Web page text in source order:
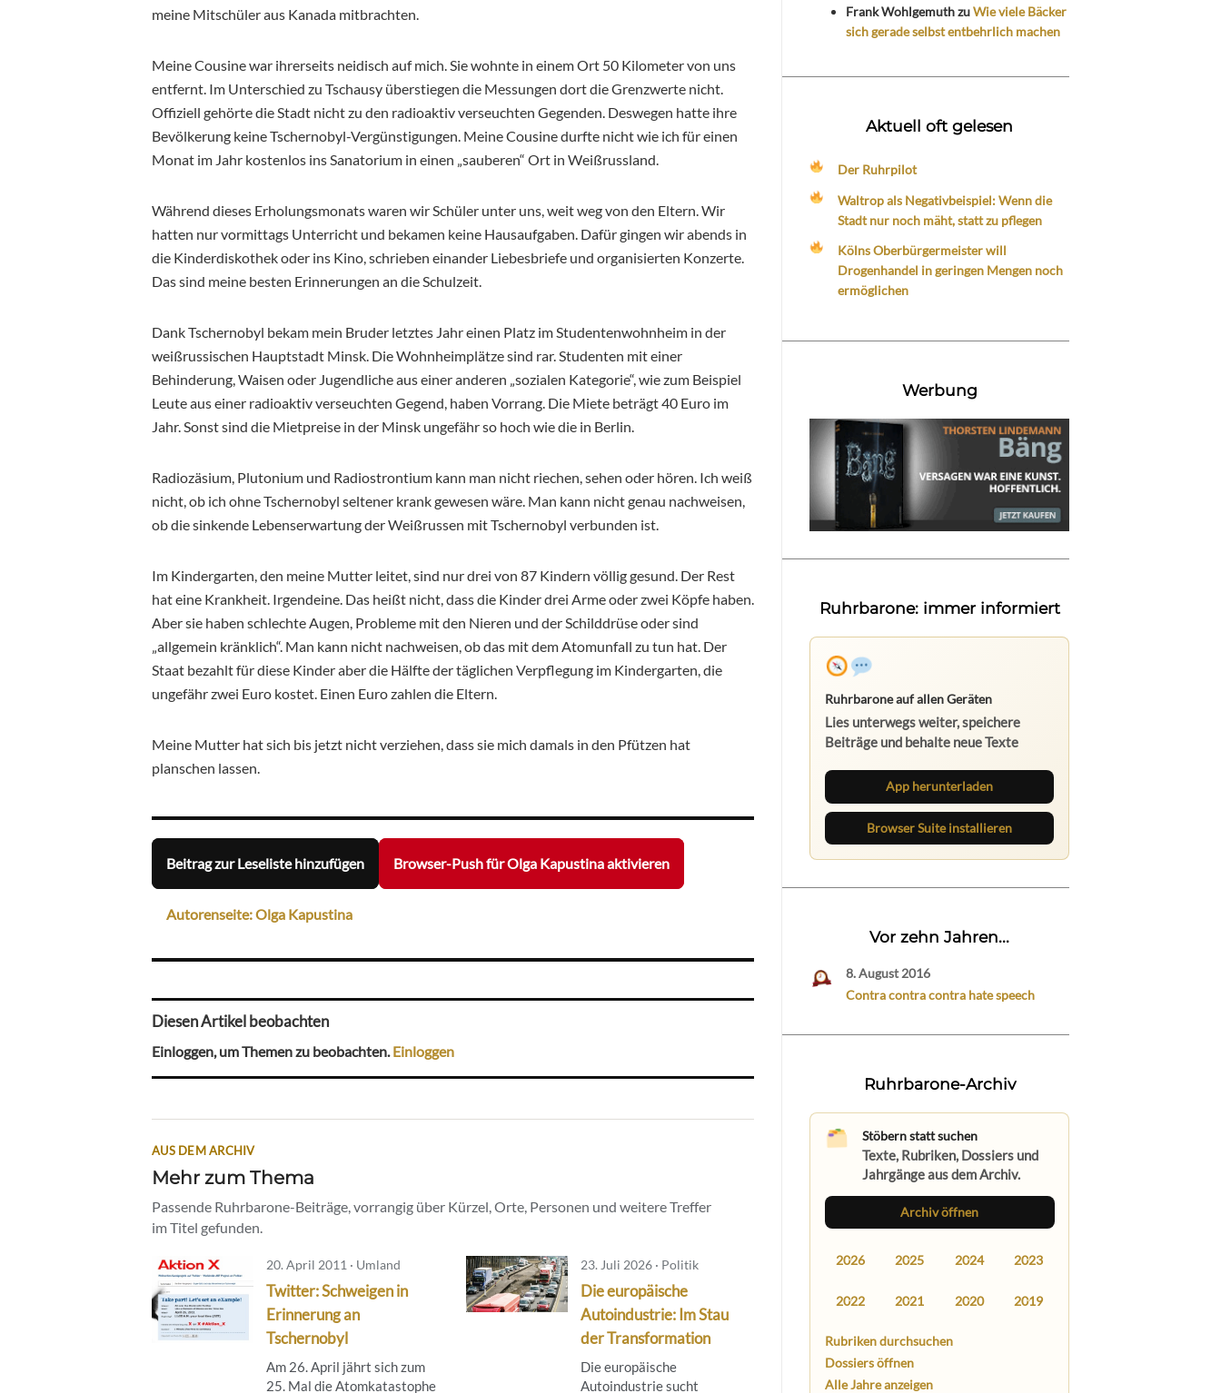
meine Mitschüler aus Kanada mitbrachten.
Meine Cousine war ihrerseits neidisch auf mich. Sie wohnte in einem Ort 50 Kilometer von uns
entfernt. Im Unterschied zu Tschausy überstiegen die Messungen dort die Grenzwerte nicht.
Offiziell gehörte die Stadt nicht zu den radioaktiv verseuchten Gegenden. Deswegen hatte ihre
Bevölkerung keine Tschernobyl-Vergünstigungen. Meine Cousine durfte nicht wie ich für einen
Monat im Jahr kostenlos ins Sanatorium in einen „sauberen“ Ort in Weißrussland.
Während dieses Erholungsmonats waren wir Schüler unter uns, weit weg von den Eltern. Wir
hatten nur vormittags Unterricht und bekamen keine Hausaufgaben. Dafür gingen wir abends in
die Kinderdiskothek oder ins Kino, schrieben einander Liebesbriefe und organisierten Konzerte.
Das sind meine besten Erinnerungen an die Schulzeit.
Dank Tschernobyl bekam mein Bruder letztes Jahr einen Platz im Studentenwohnheim in der
weißrussischen Hauptstadt Minsk. Die Wohnheimplätze sind rar. Studenten mit einer
Behinderung, Waisen oder Jugendliche aus einer anderen „sozialen Kategorie“, wie zum Beispiel
Leute aus einer radioaktiv verseuchten Gegend, haben Vorrang. Die Miete beträgt 40 Euro im
Jahr. Sonst sind die Mietpreise in der Minsk ungefähr so hoch wie die in Berlin.
Radiozäsium, Plutonium und Radiostrontium kann man nicht riechen, sehen oder hören. Ich weiß
nicht, ob ich ohne Tschernobyl seltener krank gewesen wäre. Man kann nicht genau nachweisen,
ob die sinkende Lebenserwartung der Weißrussen mit Tschernobyl verbunden ist.
Im Kindergarten, den meine Mutter leitet, sind nur drei von 87 Kindern völlig gesund. Der Rest
hat eine Krankheit. Irgendeine. Das heißt nicht, dass die Kinder drei Arme oder zwei Köpfe haben.
Aber sie haben schlechte Augen, Probleme mit den Nieren und der Schilddrüse oder sind
„allgemein kränklich“. Man kann nicht nachweisen, ob das mit dem Atomunfall zu tun hat. Der
Staat bezahlt für diese Kinder aber die Hälfte der täglichen Verpflegung im Kindergarten, die
ungefähr zwei Euro kostet. Einen Euro zahlen die Eltern.
Meine Mutter hat sich bis jetzt nicht verziehen, dass sie mich damals in den Pfützen hat
planschen lassen.
Beitrag zur Leseliste hinzufügen Browser-Push für Olga Kapustina aktivieren
Autorenseite: Olga Kapustina
Diesen Artikel beobachten
Einloggen, um Themen zu beobachten.Einloggen
AUS DEM ARCHIV
Mehr zum Thema
Passende Ruhrbarone-Beiträge, vorrangig über Kürzel, Orte, Personen und weitere Treffer
im Titel gefunden.
20. April 2011 · Umland
Twitter: Schweigen in
Erinnerung an
Tschernobyl
Am 26. April jährt sich zum
25. Mal die Atomkatastophe
23. Juli 2026 · Politik
Die europäische
Autoindustrie: Im Stau
der Transformation
Die europäische
Autoindustrie sucht
Frank WohlgemuthzuWie viele Bäcker
sich gerade selbst entbehrlich machen
Aktuell oft gelesen
Der Ruhrpilot
Waltrop als Negativbeispiel: Wenn die
Stadt nur noch mäht, statt zu pflegen
Kölns Oberbürgermeister will
Drogenhandel in geringen Mengen noch
ermöglichen
Werbung
Ruhrbarone: immer informiert
Ruhrbarone auf allen Geräten
Lies unterwegs weiter, speichere
Beiträge und behalte neue Texte
App herunterladen
Browser Suite installieren
Vor zehn Jahren...
8. August 2016
Contra contra contra hate speech
Ruhrbarone-Archiv
Stöbern statt suchen
Texte, Rubriken, Dossiers und
Jahrgänge aus dem Archiv.
Archiv öffnen
2026 2025 2024 2023
2022 2021 2020 2019
Rubriken durchsuchen
Dossiers öffnen
Alle Jahre anzeigen